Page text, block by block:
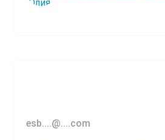
esb....@....com